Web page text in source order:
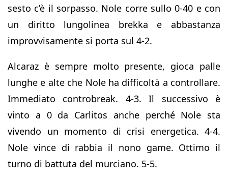
sesto c’è il sorpasso. Nole corre sullo 0-40 e con
un diritto lungolinea brekka e abbastanza
improvvisamente si porta sul 4-2.
Alcaraz è sempre molto presente, gioca palle
lunghe e alte che Nole ha difficoltà a controllare.
Immediato controbreak. 4-3. Il successivo è
vinto a 0 da Carlitos anche perché Nole sta
vivendo un momento di crisi energetica. 4-4.
Nole vince di rabbia il nono game. Ottimo il
turno di battuta del murciano. 5-5.